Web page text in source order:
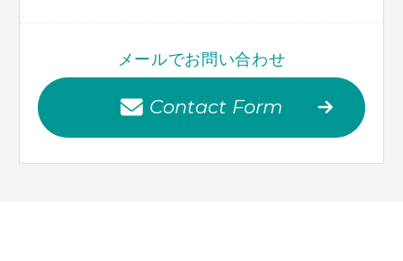
メールでお問い合わせ
Contact Form